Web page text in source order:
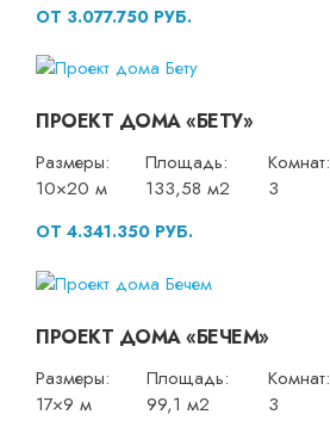
ОТ 3.077.750 РУБ.
ПРОЕКТ ДОМА «БЕТУ»
Размеры:
10×20 м
Площадь:
133,58 м2
Комнат:
3
ОТ 4.341.350 РУБ.
ПРОЕКТ ДОМА «БЕЧЕМ»
Размеры:
17×9 м
Площадь:
99,1 м2
Комнат:
3